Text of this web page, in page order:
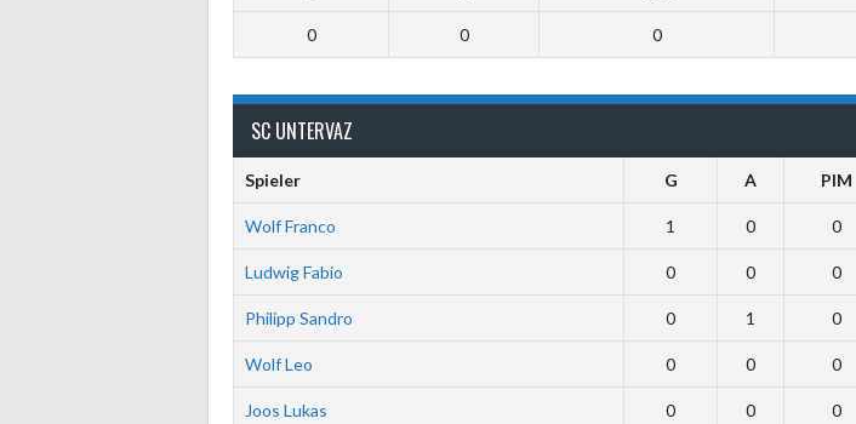
0 0 0
SC UNTERVAZ
Spieler G A PIM
Wolf Franco 1 0 0
Ludwig Fabio 0 0 0
Philipp Sandro 0 1 0
Wolf Leo 0 0 0
Joos Lukas 0 0 0